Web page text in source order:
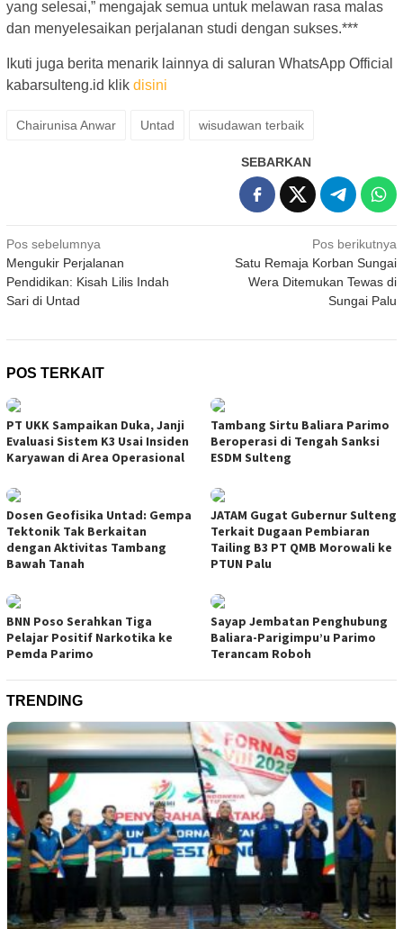
yang selesai,” mengajak semua untuk melawan rasa malas
dan menyelesaikan perjalanan studi dengan sukses.***
Ikuti juga berita menarik lainnya di saluran WhatsApp Official
kabarsulteng.id klik disini
Chairunisa Anwar Untad wisudawan terbaik
SEBARKAN
Navigasi
pos
Pos sebelumnya
Mengukir Perjalanan
Pendidikan: Kisah Lilis Indah
Sari di Untad
Pos berikutnya
Satu Remaja Korban Sungai
Wera Ditemukan Tewas di
Sungai Palu
POS TERKAIT
PT UKK Sampaikan Duka, Janji
Evaluasi Sistem K3 Usai Insiden
Karyawan di Area Operasional
Tambang Sirtu Baliara Parimo
Beroperasi di Tengah Sanksi
ESDM Sulteng
Dosen Geofisika Untad: Gempa
Tektonik Tak Berkaitan
dengan Aktivitas Tambang
Bawah Tanah
JATAM Gugat Gubernur Sulteng
Terkait Dugaan Pembiaran
Tailing B3 PT QMB Morowali ke
PTUN Palu
BNN Poso Serahkan Tiga
Pelajar Positif Narkotika ke
Pemda Parimo
Sayap Jembatan Penghubung
Baliara-Parigimpu’u Parimo
Terancam Roboh
TRENDING